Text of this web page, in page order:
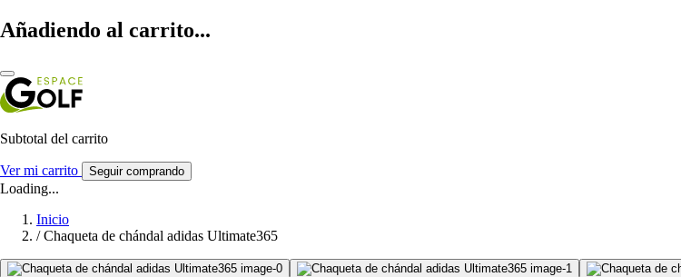
Añadiendo al carrito...
Subtotal del carrito
Ver mi carrito Seguir comprando
Loading...
Inicio
/ Chaqueta de chándal adidas Ultimate365